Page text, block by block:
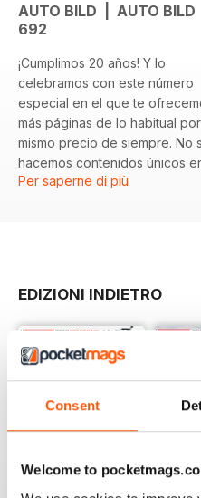
Consent
Welcome to
AUTO BILD | AUTO BILD
692
¡Cumplimos 20 años! Y lo
celebramos con este número
especial en el que te
más páginas de lo habitual
mismo precio de siempre. No
hacemos contenidos únicos
los que repasmos cómo ha
convertida en helicóptero. Y no
nos olvidamos de los
más de 20 pruebas,
de neumáticos y
novedades mundiales como el
Per saperne di più
EDIZIONI INDIETRO